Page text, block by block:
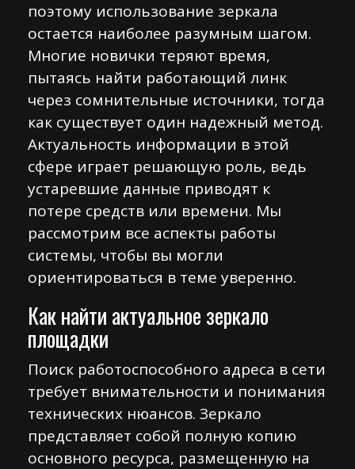
поэтому использование зеркала
остается наиболее разумным шагом.
Многие новички теряют время,
пытаясь найти работающий линк
через сомнительные источники, тогда
как существует один надежный метод.
Актуальность информации в этой
сфере играет решающую роль, ведь
устаревшие данные приводят к
потере средств или времени. Мы
рассмотрим все аспекты работы
системы, чтобы вы могли
ориентироваться в теме уверенно.
Как найти актуальное зеркало
площадки
Поиск работоспособного адреса в сети
требует внимательности и понимания
технических нюансов. Зеркало
представляет собой полную копию
основного ресурса, размещенную на